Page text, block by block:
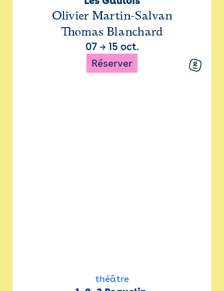
Olivier Martin-Salvan
Thomas Blanchard
07→ 15 oct.
Réserver
théâtre